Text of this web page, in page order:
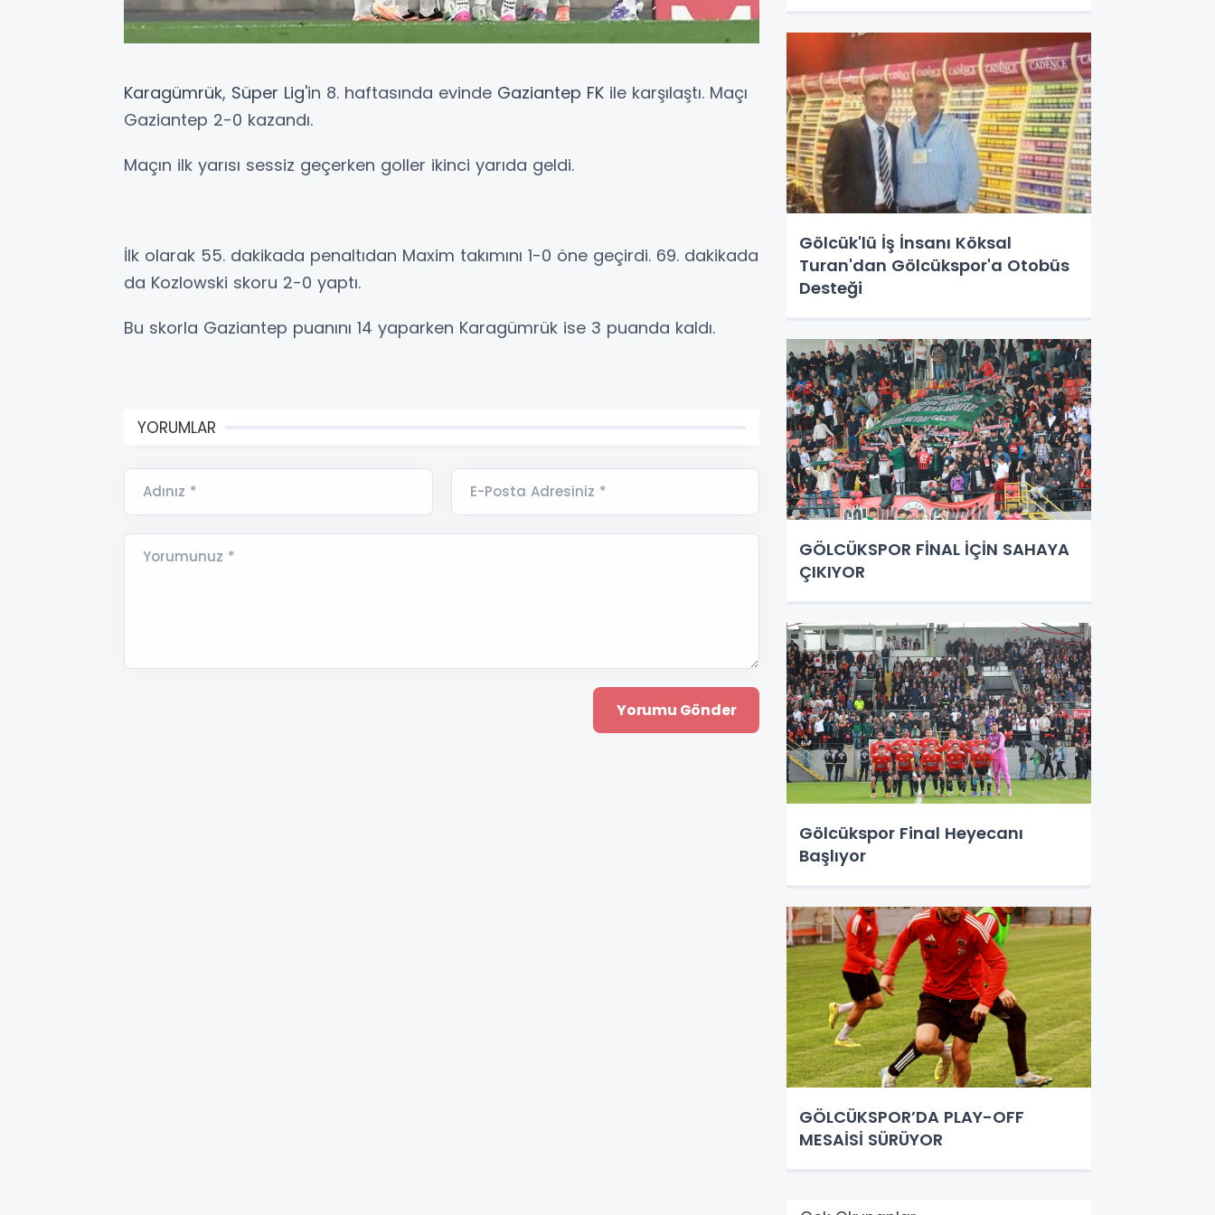
Karagümrük, Süper Lig'in 8. haftasında evinde Gaziantep FK ile karşılaştı. Maçı
Gaziantep 2-0 kazandı.
Maçın ilk yarısı sessiz geçerken goller ikinci yarıda geldi.
İlk olarak 55. dakikada penaltıdan Maxim takımını 1-0 öne geçirdi. 69. dakikada
da Kozlowski skoru 2-0 yaptı.
Bu skorla Gaziantep puanını 14 yaparken Karagümrük ise 3 puanda kaldı.
YORUMLAR
Adınız * E-Posta Adresiniz *
Yorumunuz *
Gölcük'lü İş İnsanı Köksal
Turan'dan Gölcükspor'a Otobüs
Desteği
GÖLCÜKSPOR FİNAL İÇİN SAHAYA
ÇIKIYOR
Gölcükspor Final Heyecanı
Başlıyor
GÖLCÜKSPOR’DA PLAY-OFF
MESAİSİ SÜRÜYOR